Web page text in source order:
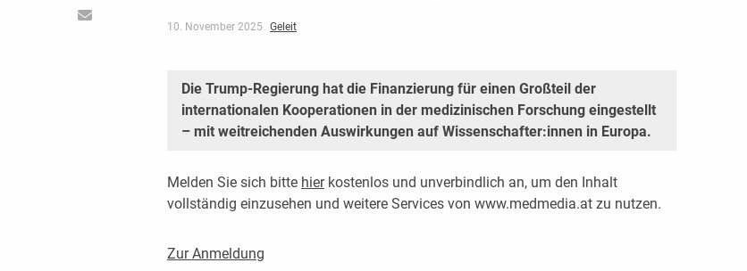
10. November 2025 Geleit
Die Trump-Regierung hat die Finanzierung für einen Großteil der
internationalen Kooperationen in der medizinischen Forschung eingestellt
– mit weitreichenden Auswirkungen auf Wissenschafter:innen in Europa.
Melden Sie sich bitte hierkostenlos und unverbindlich an, um den Inhalt
vollständig einzusehen und weitere Services von www.medmedia.at zu nutzen.
Zur Anmeldung